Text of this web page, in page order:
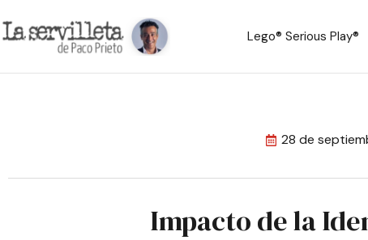
Lego® Serious Play®
28 de
Impacto de la